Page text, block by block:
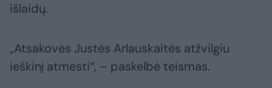
išlaidų.
„Atsakovės Justės Arlauskaitės atžvilgiu
ieškinį atmesti“, – paskelbė teismas.